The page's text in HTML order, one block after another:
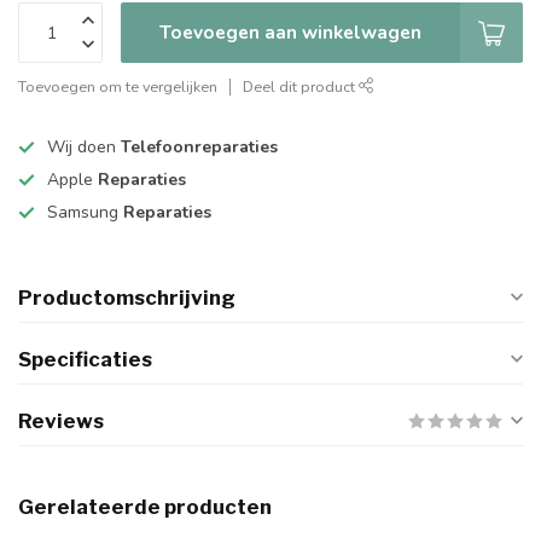
Toevoegen aan winkelwagen
Toevoegen om te vergelijken Deel dit product
Wij doen Telefoonreparaties
Apple Reparaties
Samsung Reparaties
Productomschrijving
Specificaties
Reviews
Gerelateerde producten